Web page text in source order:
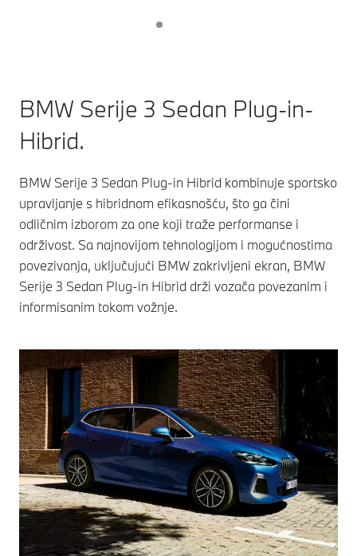
BMW Serije 3 Sedan Plug-in-
Hibrid.
BMW Serije 3 Sedan Plug-in Hibrid kombinuje sportsko
upravljanje s hibridnom efikasnošću, što ga čini
odličnim izborom za one koji traže performanse i
održivost. Sa najnovijom tehnologijom i mogućnostima
povezivanja, uključujući BMW zakrivljeni ekran, BMW
Serije 3 Sedan Plug-in Hibrid drži vozača povezanim i
informisanim tokom vožnje.